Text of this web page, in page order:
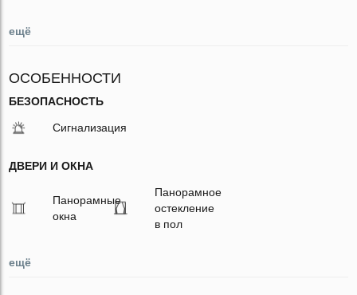
ещё
ОСОБЕННОСТИ
БЕЗОПАСНОСТЬ
Сигнализация
ДВЕРИ И ОКНА
Панорамные
окна
Панорамное
остекление
в пол
ещё